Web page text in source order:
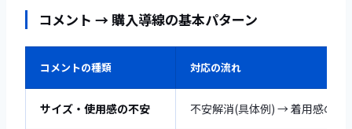
コメント → 購入導線の基本パターン
コメントの種類 対応の流れ
サイズ・使用感の不安 不安解消(具体例) → 着用感の実